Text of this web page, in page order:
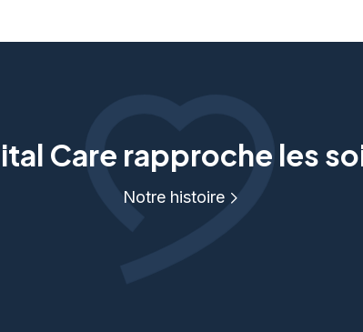
Care rapproche les
Notre histoire